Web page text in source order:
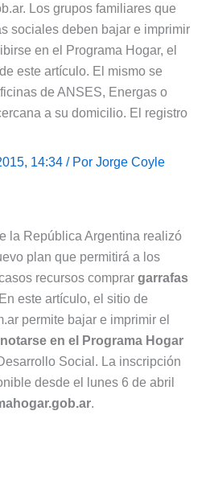
Los grupos familiares que
sociales deben bajar e imprimir
en el Programa Hogar, el
este artículo. El mismo se
de ANSES, Energas o
a su domicilio. El registro
14:34 / Por Jorge Coyle
la República Argentina realizó
plan que permitirá a los
recursos comprar garrafas
este artículo, el sitio de
permite bajar e imprimir el
en el Programa Hogar
Social. La inscripción
desde el lunes 6 de abril
.